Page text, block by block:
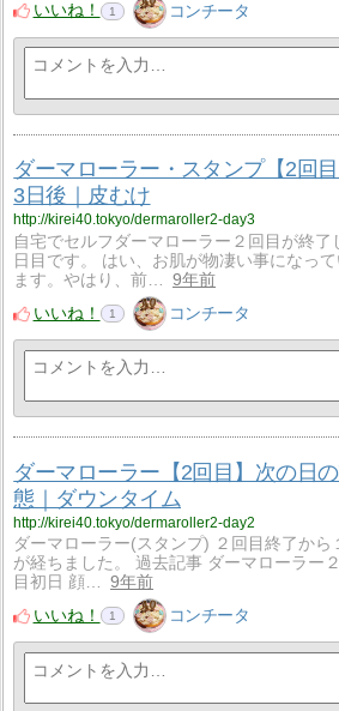
いいね！
1 コンチータ
ダーマローラー・スタンプ【2回目
3日後｜皮むけ
http://kirei40.tokyo/dermaroller2-day3
自宅でセルフダーマローラー２回目が終了
日目です。 はい、お肌が物凄い事になって
ます。やはり、前…
9年前
いいね！
1 コンチータ
ダーマローラー【2回目】次の日
態｜ダウンタイム
http://kirei40.tokyo/dermaroller2-day2
ダーマローラー(スタンプ) ２回目終了から
が経ちました。 過去記事 ダーマローラー
目初日 顔…
9年前
いいね！
1 コンチータ